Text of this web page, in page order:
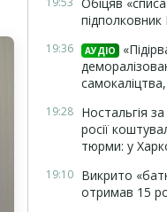
19:36 АУДІО
19:28 Ностальгія
росії
тюрми: у
19:10 Викрито
отримав 15